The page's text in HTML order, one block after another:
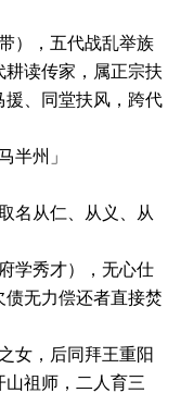
），五代战乱举族
读传家，属正宗扶
援、同堂扶风，跨代
半州」
名从仁、从义、从
学秀才），无心仕
无力偿还者直接焚
女，后同拜王重阳
山祖师，二人育三